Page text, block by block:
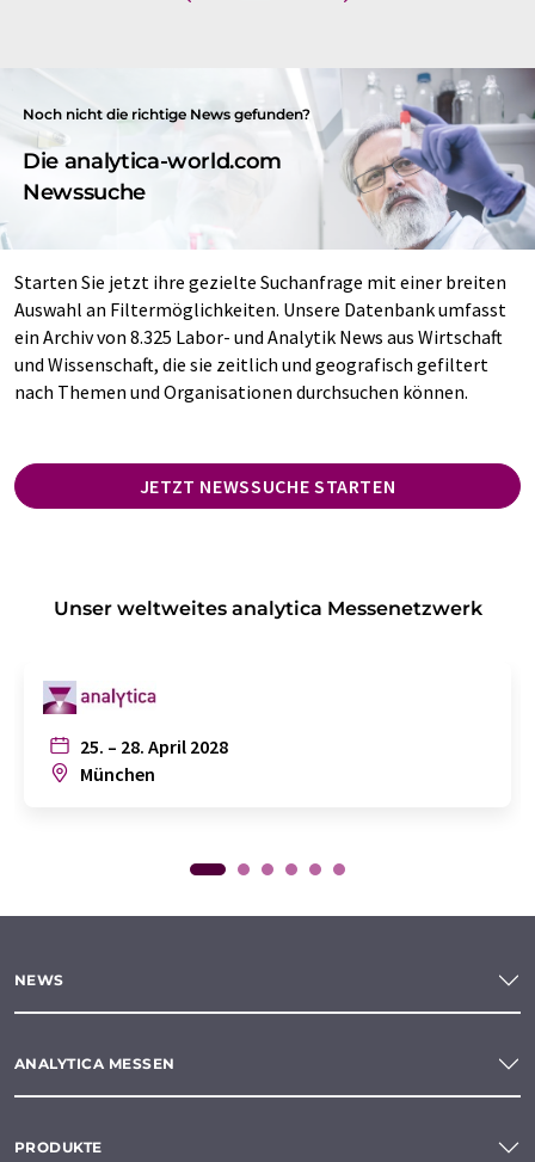
Noch nicht die richtige News gefunden?
Die analytica-world.com
Newssuche
Starten Sie jetzt ihre gezielte Suchanfrage mit einer breiten
Auswahl an Filtermöglichkeiten. Unsere Datenbank umfasst
ein Archiv von 8.325 Labor- und Analytik News aus Wirtschaft
und Wissenschaft, die sie zeitlich und geografisch gefiltert
nach Themen und Organisationen durchsuchen können.
JETZT NEWSSUCHE STARTEN
Unser weltweites analytica Messenetzwerk
25. – 28. April 2028
München
NEWS
ANALYTICA MESSEN
PRODUKTE